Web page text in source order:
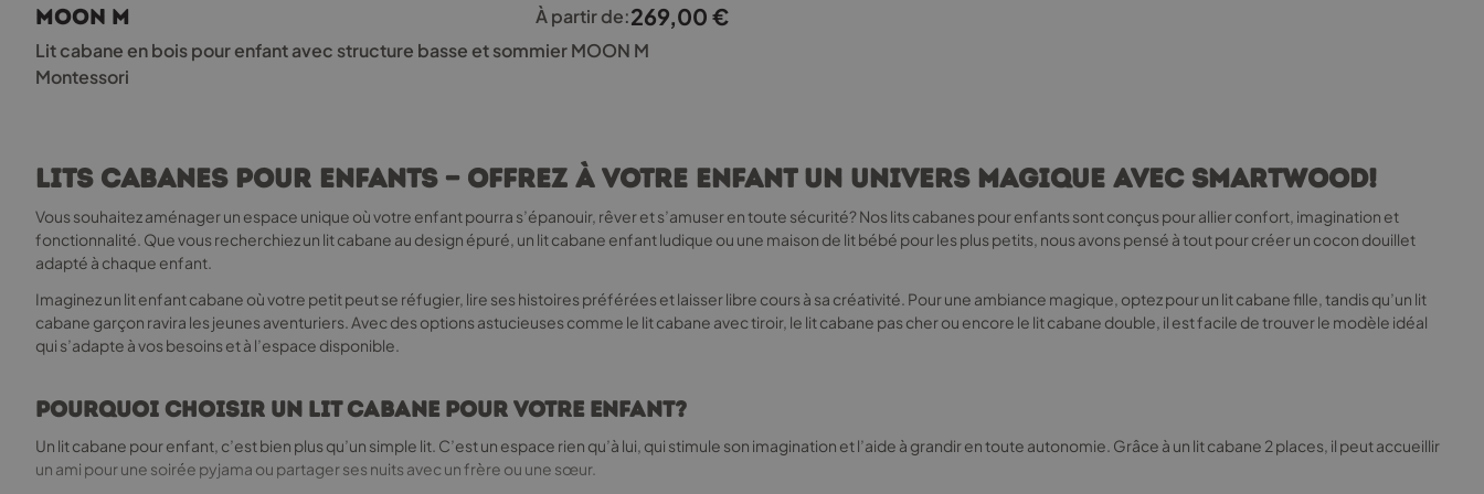
variations.
Les
options
peuvent
la
page
du
produit
MOON M À partir de:269,00 €
Lit cabane en bois pour enfant avec structure basse et sommier MOON M
Montessori
Lits cabanes pour enfants — Offrez à votre enfant un univers magique avec Smartwood!
Vous souhaitez aménager un espace unique où votre enfant pourra s’épanouir, rêver et s’amuser en toute sécurité? Nos lits cabanes pour enfants sont conçus pour allier confort, imagination et
fonctionnalité. Que vous recherchiez un lit cabane au design épuré, un lit cabane enfant ludique ou une maison de lit bébé pour les plus petits, nous avons pensé à tout pour créer un cocon douillet
adapté à chaque enfant.
Imaginez un lit enfant cabane où votre petit peut se réfugier, lire ses histoires préférées et laisser libre cours à sa créativité. Pour une ambiance magique, optez pour un lit cabane fille, tandis qu’un lit
cabane garçon ravira les jeunes aventuriers. Avec des options astucieuses comme le lit cabane avec tiroir, le lit cabane pas cher ou encore le lit cabane double, il est facile de trouver le modèle idéal
qui s’adapte à vos besoins et à l’espace disponible.
Pourquoi choisir un lit cabane pour votre enfant?
Un lit cabane pour enfant, c’est bien plus qu’un simple lit. C’est un espace rien qu’à lui, qui stimule son imagination et l’aide à grandir en toute autonomie. Grâce à un lit cabane 2 places, il peut accueillir
un ami pour une soirée pyjama ou partager ses nuits avec un frère ou une sœur.